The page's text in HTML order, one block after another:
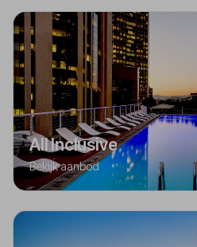
All Inclusive
Bekijk aanbod